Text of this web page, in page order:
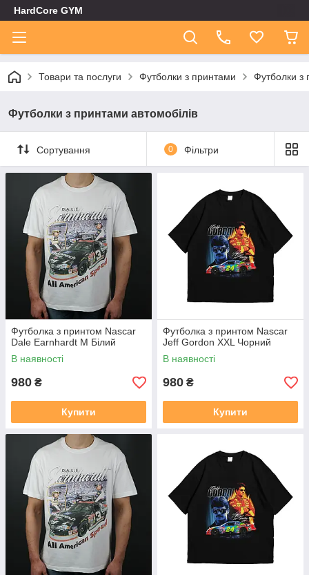
HardCore GYM
Товари та послуги Футболки з принтами Футболки з
Футболки з принтами автомобілів
Сортування 0 Фільтри
Футболка з принтом Nascar
Dale Earnhardt M Білий
В наявності
980 ₴
Купити
Футболка з принтом Nascar
Jeff Gordon XXL Чорний
В наявності
980 ₴
Купити